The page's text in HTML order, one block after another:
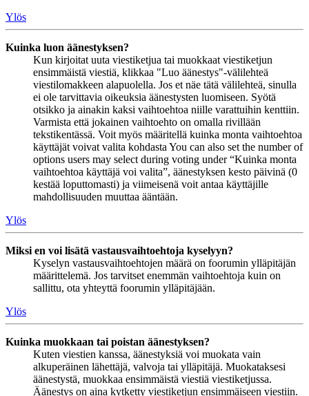
Ylös
Kuinka luon äänestyksen?
Kun kirjoitat uuta viestiketjua tai muokkaat viestiketjun
ensimmäistä viestiä, klikkaa "Luo äänestys"-välilehteä
viestilomakkeen alapuolella. Jos et näe tätä välilehteä, sinulla
ei ole tarvittavia oikeuksia äänestysten luomiseen. Syötä
otsikko ja ainakin kaksi vaihtoehtoa niille varattuihin kenttiin.
Varmista että jokainen vaihtoehto on omalla rivillään
tekstikentässä. Voit myös määritellä kuinka monta vaihtoehtoa
käyttäjät voivat valita kohdasta You can also set the number of
options users may select during voting under “Kuinka monta
vaihtoehtoa käyttäjä voi valita”, äänestyksen kesto päivinä (0
kestää loputtomasti) ja viimeisenä voit antaa käyttäjille
mahdollisuuden muuttaa ääntään.
Ylös
Miksi en voi lisätä vastausvaihtoehtoja kyselyyn?
Kyselyn vastausvaihtoehtojen määrä on foorumin ylläpitäjän
määrittelemä. Jos tarvitset enemmän vaihtoehtoja kuin on
sallittu, ota yhteyttä foorumin ylläpitäjään.
Ylös
Kuinka muokkaan tai poistan äänestyksen?
Kuten viestien kanssa, äänestyksiä voi muokata vain
alkuperäinen lähettäjä, valvoja tai ylläpitäjä. Muokataksesi
äänestystä, muokkaa ensimmäistä viestiä viestiketjussa.
Äänestys on aina kytketty viestiketjun ensimmäiseen viestiin.